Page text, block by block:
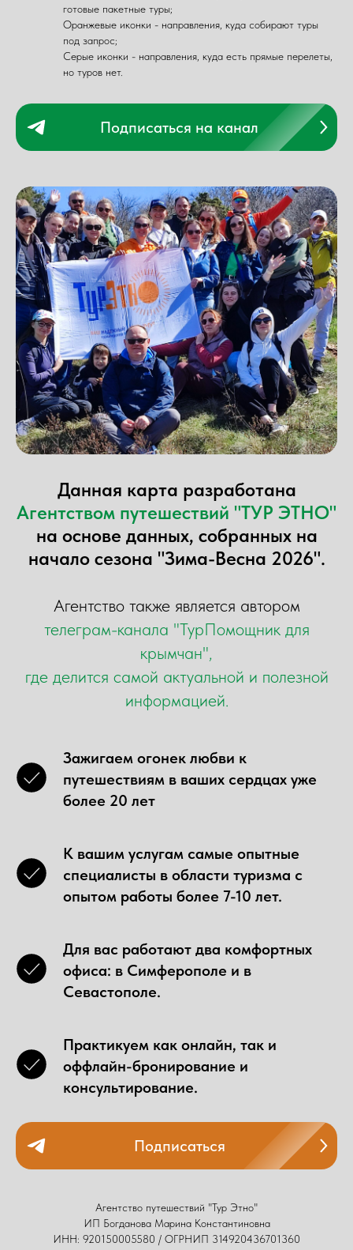
готовые пакетные туры;
Оранжевые иконки - направления, куда собирают туры
под запрос;
Серые иконки - направления, куда есть прямые перелеты,
но туров нет.
Подписаться на канал
Данная карта разработана
Агентством путешествий "ТУР ЭТНО"
на основе данных, собранных на
начало сезона "Зима-Весна 2026".
Агентство также является автором
телеграм-канала "ТурПомощник для
крымчан",
где делится самой актуальной и полезной
информацией.
Зажигаем огонек любви к
путешествиям в ваших сердцах уже
более 20 лет
К вашим услугам самые опытные
специалисты в области туризма с
опытом работы более 7-10 лет.
Для вас работают два комфортных
офиса: в Симферополе и в
Севастополе.
Практикуем как онлайн, так и
оффлайн-бронирование и
консультирование.
Подписаться
Агентство путешествий "Тур Этно"
ИП Богданова Марина Константиновна
ИНН: 920150005580 / ОГРНИП 314920436701360